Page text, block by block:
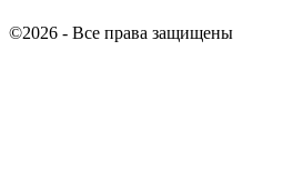
©2026 - Все права защищены